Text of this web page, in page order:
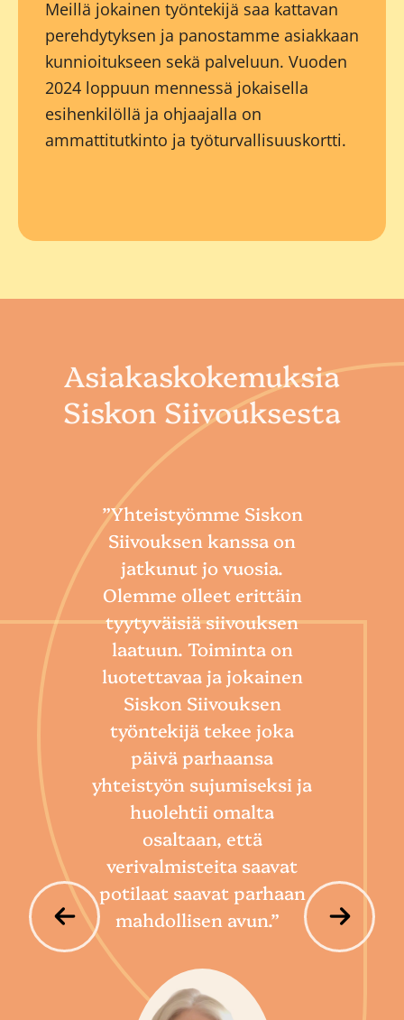
Meillä jokainen työntekijä saa kattavan
perehdytyksen ja panostamme asiakkaan
kunnioitukseen sekä palveluun. Vuoden
2024 loppuun mennessä jokaisella
esihenkilöllä ja ohjaajalla on
ammattitutkinto ja työturvallisuuskortti.
Asiakaskokemuksia
Siskon Siivouksesta
”Yhteistyömme Siskon
Siivouksen kanssa on
jatkunut jo vuosia.
Olemme olleet erittäin
tyytyväisiä siivouksen
laatuun. Toiminta on
luotettavaa ja jokainen
Siskon Siivouksen
työntekijä tekee joka
päivä parhaansa
yhteistyön sujumiseksi ja
huolehtii omalta
osaltaan, että
verivalmisteita saavat
potilaat saavat parhaan
mahdollisen avun.”